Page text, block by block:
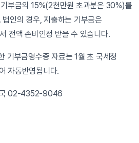
부금의 15%(2천만원 초과분은 30%)를
인의 경우, 지출하는 기부금은
전액 손비인정 받을 수 있습니다.
기부금영수증 자료는 1월 초 국세청
자동반영됩니다.
국 02-4352-9046